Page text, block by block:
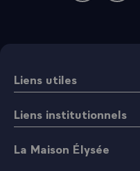
Liens utiles
Liens institutionnels
La Maison Élysée